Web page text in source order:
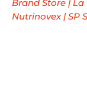
Brand Store | La
Nutrinovex|SP